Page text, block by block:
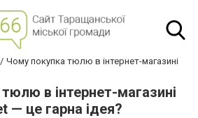
Чому покупка тюлю в інтернет-магазині
в інтернет-магазині
— це гарна ідея?